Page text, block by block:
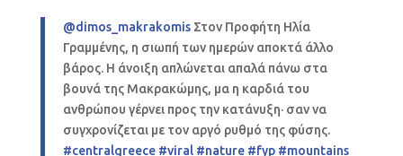
@dimos_makrakomisΣτον Προφήτη Ηλία
Γραμμένης, η σιωπή των ημερών αποκτά άλλο
βάρος. Η άνοιξη απλώνεται απαλά πάνω στα
βουνά της Μακρακώμης, μα η καρδιά του
ανθρώπου γέρνει προς την κατάνυξη· σαν να
συγχρονίζεται με τον αργό ρυθμό της φύσης.
#centralgreece #viral #nature #fyp #mountains